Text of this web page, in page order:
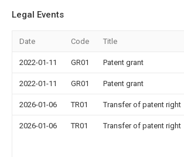
Legal Events
Date Code Title
2022-01-11 GR01 Patent grant
2022-01-11 GR01 Patent grant
2026-01-06 TR01 Transfer of patent right
2026-01-06 TR01 Transfer of patent right